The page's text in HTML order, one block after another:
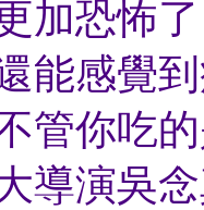
加恐怖
能感覺
管你吃
導演吳